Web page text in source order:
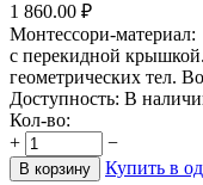
1 860.00 ₽
Монтессори-материал:
с перекидной
геометрических тел.
Доступность: В
Кол-во:
+
−
В корзину Купить в